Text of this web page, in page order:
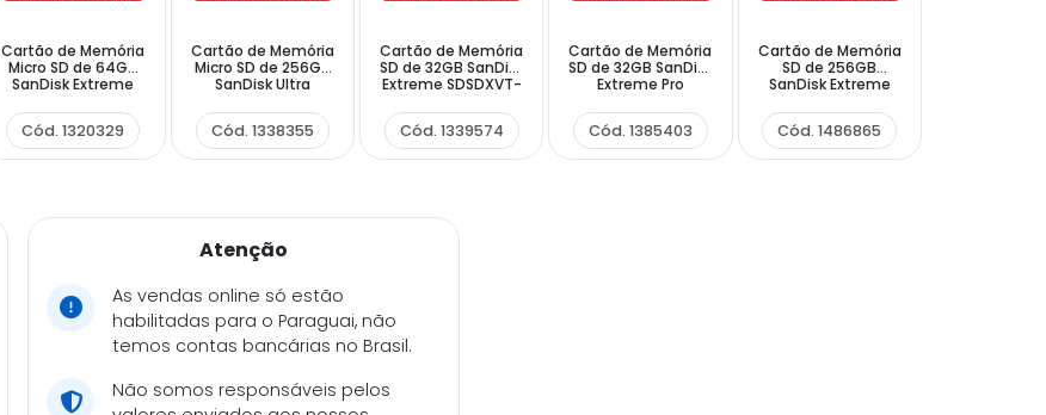
Cartão de Memória
Micro SD de 64GB
SanDisk Extreme
064G-GN6MA -
Vermelho Preto
Cód. 1320329
Cartão de Memória
Micro SD de 256GB
SanDisk Ultra
GN6TA - Branco
Cinza
Cód. 1338355
Cartão de Memória
SD de 32GB SanDisk
Extreme SDSDXVT-
Preto
Cód. 1339574
Cartão de Memória
SD de 32GB SanDisk
Extreme Pro
GN4IN - Preto
Cód. 1385403
Cartão de Memória
SD de 256GB
SanDisk Extreme
256G-GN4IN -
Preto
Cód. 1486865
Atenção
As vendas online só estão
habilitadas para o Paraguai, não
temos contas bancárias no Brasil.
Não somos responsáveis pelos